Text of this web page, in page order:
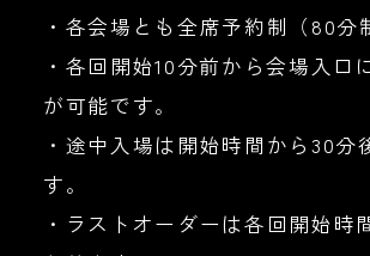
・各会場とも全席予約制（80分
・各回開始10分前から会場入口
が可能です。
・途中入場は開始時間から30分
す。
・ラストオーダーは各回開始時